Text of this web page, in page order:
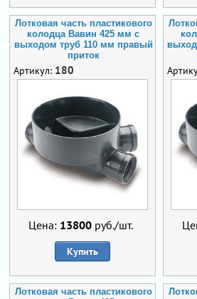
Лотковая часть пластикового
колодца Вавин 425 мм с
выходом труб 110 мм правый
приток
Артикул: 180
Цена: 13800 руб./шт.
Купить
Лотковая часть пластикового